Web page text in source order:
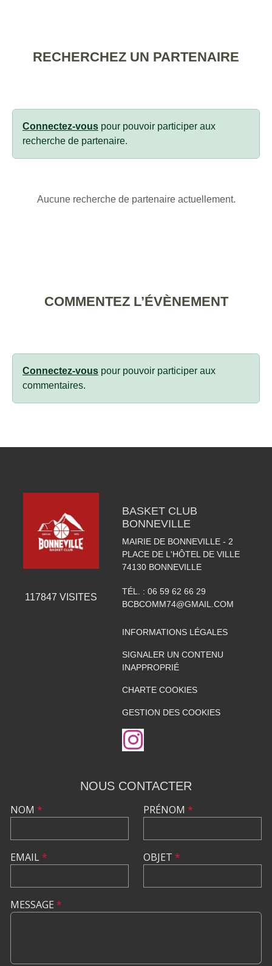
RECHERCHEZ UN PARTENAIRE
Connectez-vous pour pouvoir participer aux
recherche de partenaire.
Aucune recherche de partenaire actuellement.
COMMENTEZ L’ÉVÈNEMENT
Connectez-vous pour pouvoir participer aux
commentaires.
117847 VISITES
BASKET CLUB
BONNEVILLE
MAIRIE DE BONNEVILLE - 2
PLACE DE L'HÔTEL DE VILLE
74130 BONNEVILLE
TÉL. : 06 59 62 66 29
BCBCOMM74@GMAIL.COM
INFORMATIONS LÉGALES
SIGNALER UN CONTENU
INAPPROPRIÉ
CHARTE COOKIES
GESTION DES COOKIES
NOUS CONTACTER
NOM *
EMAIL*
PRÉNOM *
OBJET *
MESSAGE *